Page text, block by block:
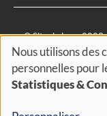
menu
© Site de Loos 2023
Utilisation des
FAQ Actualités
Nous utilisons des
personnelles pour
Statistiques &